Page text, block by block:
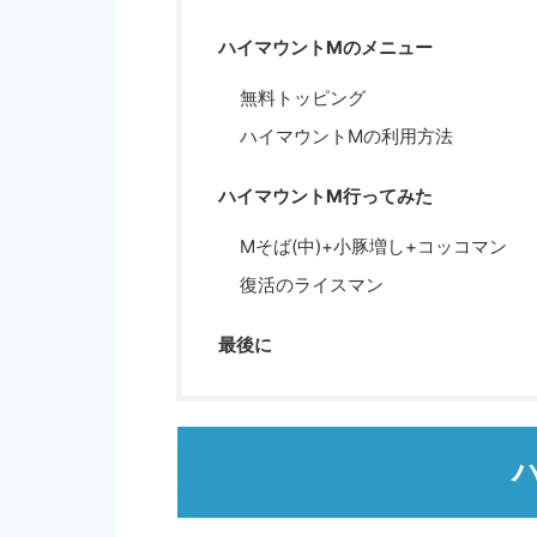
ハイマウントMのメニュー
無料トッピング
ハイマウントMの利用方法
ハイマウントM行ってみた
Mそば(中)+小豚増し+コッコマン
復活のライスマン
最後に